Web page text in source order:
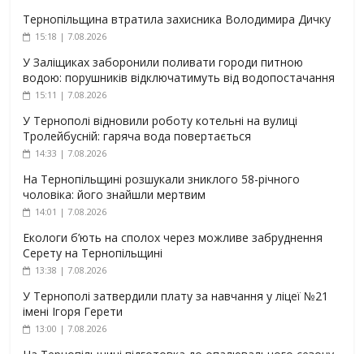
Тернопільщина втратила захисника Володимира Дичку
15:18 | 7.08.2026
У Заліщиках заборонили поливати городи питною
водою: порушників відключатимуть від водопостачання
15:11 | 7.08.2026
У Тернополі відновили роботу котельні на вулиці
Тролейбусній: гаряча вода повертається
14:33 | 7.08.2026
На Тернопільщині розшукали зниклого 58-річного
чоловіка: його знайшли мертвим
14:01 | 7.08.2026
Екологи б’ють на сполох через можливе забруднення
Серету на Тернопільщині
13:38 | 7.08.2026
У Тернополі затвердили плату за навчання у ліцеї №21
імені Ігоря Герети
13:00 | 7.08.2026